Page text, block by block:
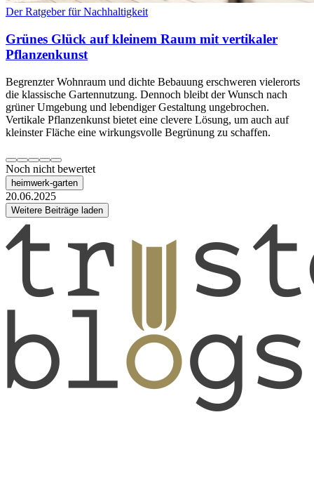
Der Ratgeber für Nachhaltigkeit
Grünes Glück auf kleinem Raum mit vertikaler
Pflanzenkunst
Begrenzter Wohnraum und dichte Bebauung erschweren vielerorts
die klassische Gartennutzung. Dennoch bleibt der Wunsch nach
grüner Umgebung und lebendiger Gestaltung ungebrochen.
Vertikale Pflanzenkunst bietet eine clevere Lösung, um auch auf
kleinster Fläche eine wirkungsvolle Begrünung zu schaffen.
Noch nicht bewertet
heimwerk-garten
20.06.2025
Weitere Beiträge laden